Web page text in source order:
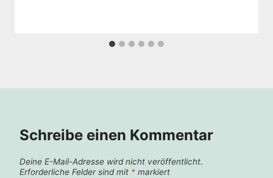
Schreibe einen Kommentar
Deine E-Mail-Adresse wird nicht veröffentlicht.
Erforderliche Felder sind mit * markiert